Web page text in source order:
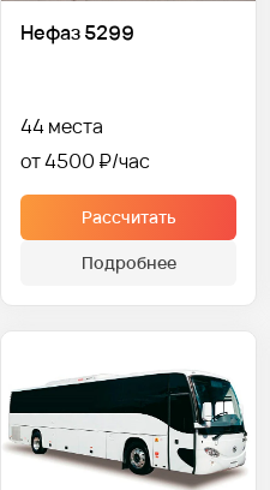
Нефаз 5299
44 места
от 4500 ₽
Рассчитать
Подробнее